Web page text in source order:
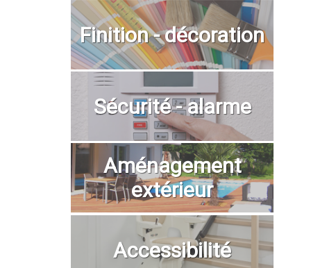
Finition - décoration
Sécurité - alarme
Aménagement
extérieur
Accessibilité